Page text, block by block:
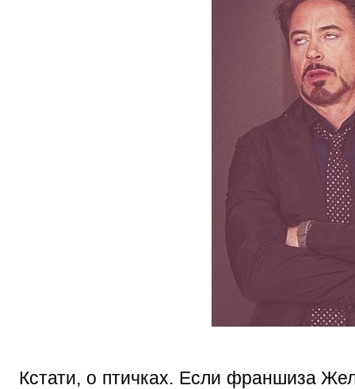
Кстати, о птичках. Если франшиза